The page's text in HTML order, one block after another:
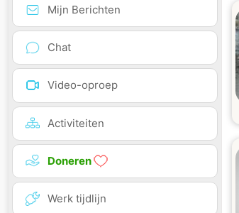
Mijn Berichten
Chat
Video-oproep
Activiteiten
Doneren
Werk tijdlijn